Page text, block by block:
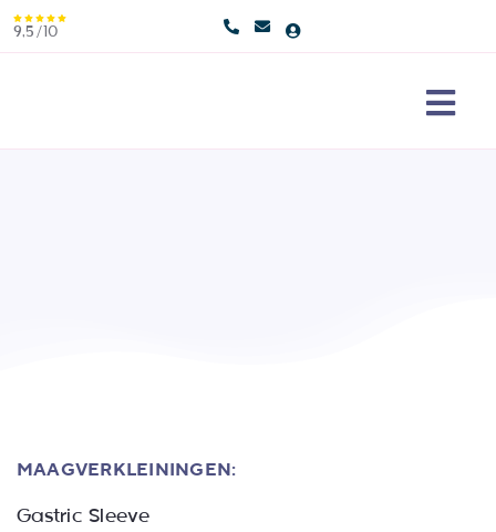
Skip
to
9,5/10
MAAGVERKLEININGEN:
Gastric Sleeve